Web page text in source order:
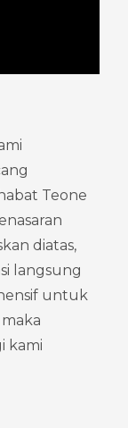
Teone
diatas,
langsung
untuk
kami